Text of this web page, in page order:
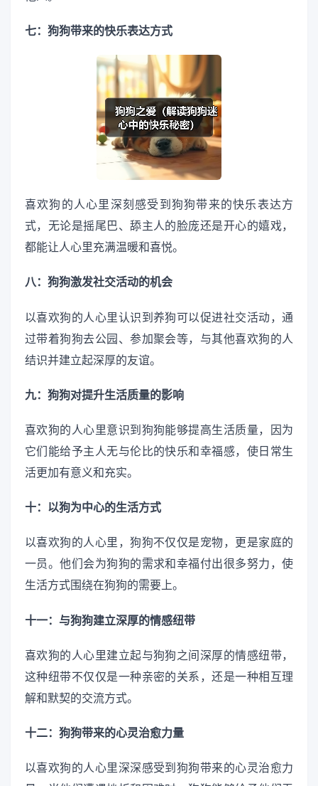
七：狗狗带来的快乐表达方式
喜欢狗的人心里深刻感受到狗狗带来的快乐表达方
式，无论是摇尾巴、舔主人的脸庞还是开心的嬉戏，
都能让人心里充满温暖和喜悦。
八：狗狗激发社交活动的机会
以喜欢狗的人心里认识到养狗可以促进社交活动，通
过带着狗狗去公园、参加聚会等，与其他喜欢狗的人
结识并建立起深厚的友谊。
九：狗狗对提升生活质量的影响
喜欢狗的人心里意识到狗狗能够提高生活质量，因为
它们能给予主人无与伦比的快乐和幸福感，使日常生
活更加有意义和充实。
十：以狗为中心的生活方式
以喜欢狗的人心里，狗狗不仅仅是宠物，更是家庭的
一员。他们会为狗狗的需求和幸福付出很多努力，使
生活方式围绕在狗狗的需要上。
十一：与狗狗建立深厚的情感纽带
喜欢狗的人心里建立起与狗狗之间深厚的情感纽带，
这种纽带不仅仅是一种亲密的关系，还是一种相互理
解和默契的交流方式。
十二：狗狗带来的心灵治愈力量
以喜欢狗的人心里深深感受到狗狗带来的心灵治愈力